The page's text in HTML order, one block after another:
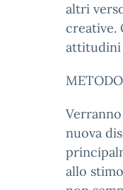
altri
creative.
attitudini
nuova
allo